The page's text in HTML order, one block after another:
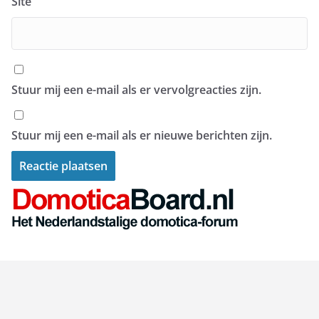
Stuur mij een e-mail als er vervolgreacties zijn.
Stuur mij een e-mail als er nieuwe berichten zijn.